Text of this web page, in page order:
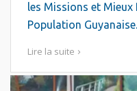
les Missions et Mieux
Population Guyanaise.
Lire la suite